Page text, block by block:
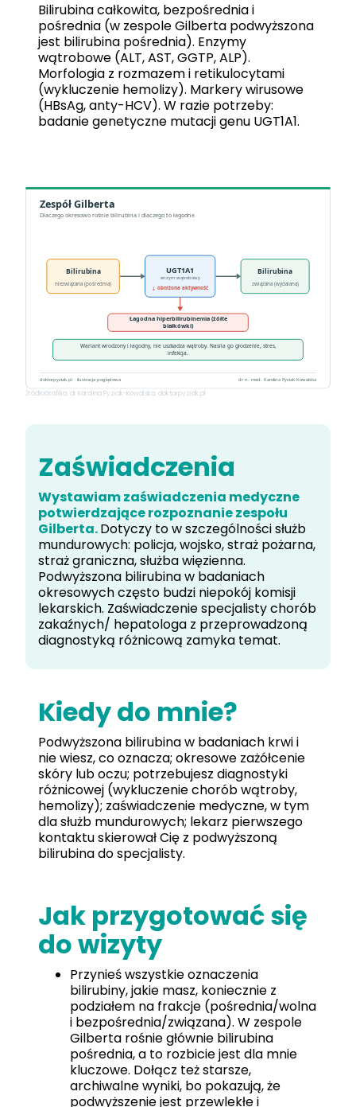
Bilirubina całkowita, bezpośrednia i
pośrednia (w zespole Gilberta podwyższona
jest bilirubina pośrednia). Enzymy
wątrobowe (ALT, AST, GGTP, ALP).
Morfologia z rozmazem i retikulocytami
(wykluczenie hemolizy). Markery wirusowe
(HBsAg, anty-HCV). W razie potrzeby:
badanie genetyczne mutacji genu UGT1A1.
ŹródłoGrafika: dr Karolina Pyziak-Kowalska, doktorpyziak.pl
Zaświadczenia
Wystawiam zaświadczenia medyczne
potwierdzające rozpoznanie zespołu
Gilberta.Dotyczy to w szczególności służb
mundurowych: policja, wojsko, straż pożarna,
straż graniczna, służba więzienna.
Podwyższona bilirubina w badaniach
okresowych często budzi niepokój komisji
lekarskich. Zaświadczenie specjalisty chorób
zakaźnych/ hepatologa z przeprowadzoną
diagnostyką różnicową zamyka temat.
Kiedy do mnie?
Podwyższona bilirubina w badaniach krwi i
nie wiesz, co oznacza; okresowe zażółcenie
skóry lub oczu; potrzebujesz diagnostyki
różnicowej (wykluczenie chorób wątroby,
hemolizy); zaświadczenie medyczne, w tym
dla służb mundurowych; lekarz pierwszego
kontaktu skierował Cię z podwyższoną
bilirubina do specjalisty.
Jak przygotować się
do wizyty
Przynieś wszystkie oznaczenia
bilirubiny, jakie masz, koniecznie z
podziałem na frakcje (pośrednia/wolna
i bezpośrednia/związana). W zespole
Gilberta rośnie głównie bilirubina
pośrednia, a to rozbicie jest dla mnie
kluczowe. Dołącz też starsze,
archiwalne wyniki, bo pokazują, że
podwyższenie jest przewlekłe i